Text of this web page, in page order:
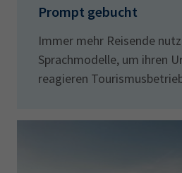
Prompt gebucht
Immer mehr Reisende
Sprachmodelle, um ihren
reagieren